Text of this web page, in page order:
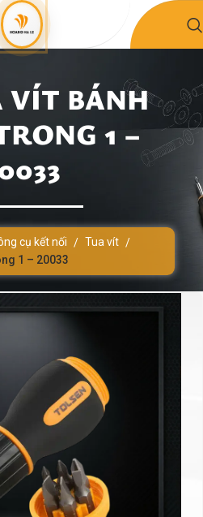
VÍT BÁNH
1 –
cụ kết nối / Tua vít /
1 – 20033